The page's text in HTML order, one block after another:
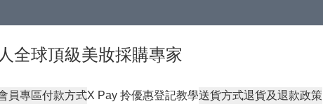
全球頂級美妝採購專家
員專區付款方式X Pay 拎優惠登記教學送貨方式退貨及退款政策